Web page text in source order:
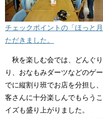
チェックポイントの「ほっと
ただきました。
秋を楽しむ会では、どんぐ
り、おなもみダーツなどのゲ
でに縦割り班でお店を分担し
客さんに十分楽しんでもらう
イズも盛り上がりました。